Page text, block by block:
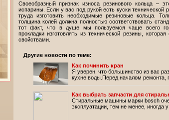
Своеобразный признак износа резинового кольца –
испарины. Если у вас под рукой есть куски технической
труда изготовить необходимые резиновые кольца.
толщина колей должна полностью соответствовать
тот факт, что в душе мы пользуемся чаще всего
прокладки изготовлять из технической резины,
свойствами.
Другие новости по теме:
Как починить кран
Я уверен, что большинство из вас
кухне воды.Перед началом ремонта,
Как выбрать запчасти для
Стиральные машины марки bosch
эксплуатации, тем не менее, иногда